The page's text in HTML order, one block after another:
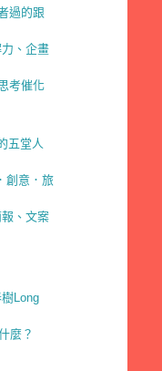
過的跟
、企畫
考催化
五堂人
創意．旅
、文案
Long
麼？